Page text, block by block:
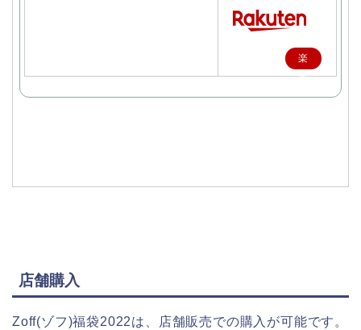
楽
天
店舗購入
Zoff(ゾフ)福袋2022は、店舗販売での購入が可能です。